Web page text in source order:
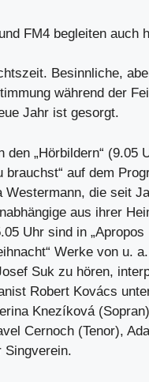
FM4 begleiten auch
Besinnliche,
während der
Jahr ist gesorgt.
„Hörbildern“ (9.05
auf dem
die seit
aus ihrer
Uhr sind in „Apropos
Werke von u. a.
Suk zu hören,
Robert Kovács
Knezíková
Cernoch (Tenor),
Singverein.